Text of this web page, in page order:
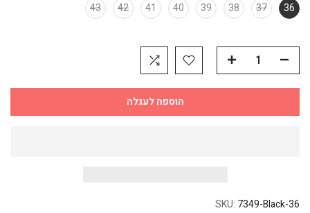
36
37
38
39
40
41
42
43
הוספה לעגלה
SKU: 7349-Black-36